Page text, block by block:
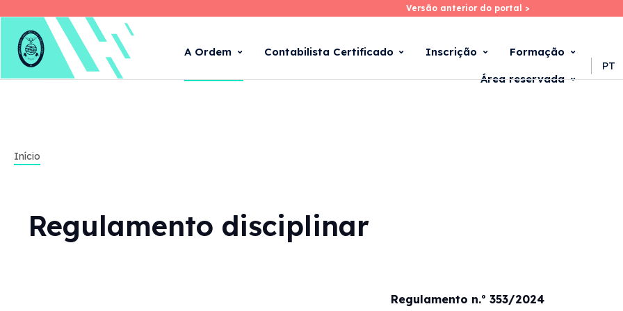
Skip
main
Versão anterior do portal >
Versão anterior do portal >
A Ordem Contabilista Certificado Inscrição Formação
Área reservada
PT
Início
Regulamento disciplinar
Regulamento n.º 353/2024